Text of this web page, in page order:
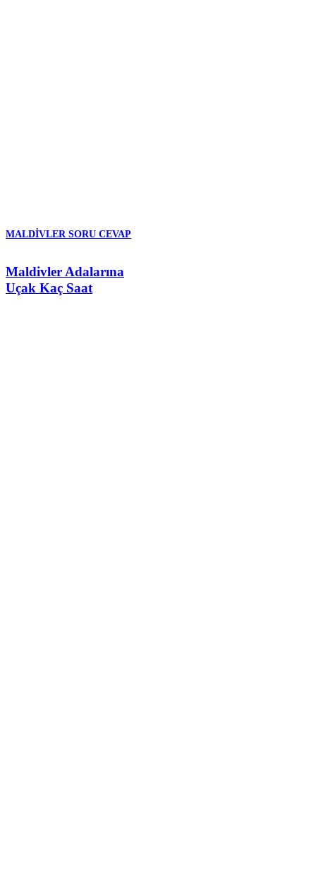
MALDIVLER SORU CEVAP
Maldivler Adalarına
Uçak Kaç Saat